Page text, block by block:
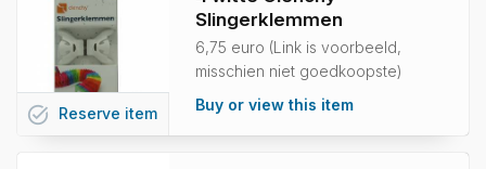
Slingerklemmen
6,75 euro (Link is voorbeeld,
misschien niet goedkoopste)
Buy or view this item
task_alt Reserve item